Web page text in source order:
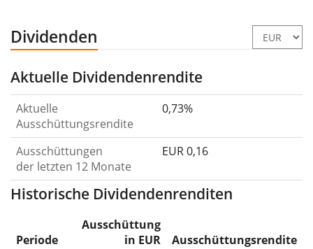
Dividenden
Aktuelle Dividendenrendite
Aktuelle
Ausschüttungsrendite
0,73%
Ausschüttungen
der letzten 12 Monate
EUR 0,16
Historische Dividendenrenditen
Periode
Ausschüttung
in EUR
Ausschüttungsrendite